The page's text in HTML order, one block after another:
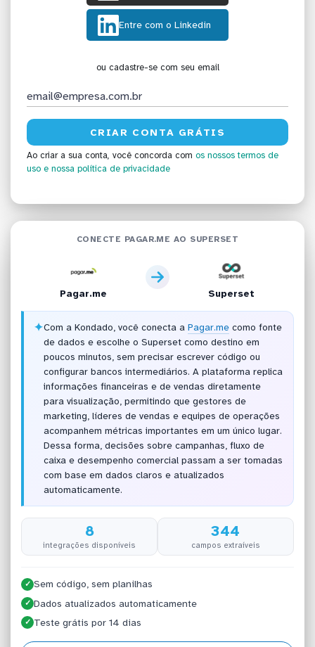
Entre com o Linkedin
ou cadastre-se com seu email
Ao criar a sua conta, você concorda com os nossos termos de
uso e nossa política de privacidade
CONECTE PAGAR.ME AO SUPERSET
Pagar.me Superset
✦Com a Kondado, você conecta a Pagar.mecomo fonte
de dados e escolhe o Superset como destino em
poucos minutos, sem precisar escrever código ou
configurar bancos intermediários. A plataforma replica
informações financeiras e de vendas diretamente
para visualização, permitindo que gestores de
marketing, líderes de vendas e equipes de operações
acompanhem métricas importantes em um único lugar.
Dessa forma, decisões sobre campanhas, fluxo de
caixa e desempenho comercial passam a ser tomadas
com base em dados claros e atualizados
automaticamente.
8
integrações disponíveis
344
campos extraíveis
✓ Sem código, sem planilhas
✓ Dados atualizados automaticamente
✓ Teste grátis por 14 dias